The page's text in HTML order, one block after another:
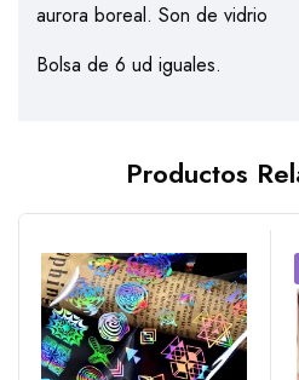
aurora boreal. Son de vidrio
Bolsa de 6 ud iguales.
Productos